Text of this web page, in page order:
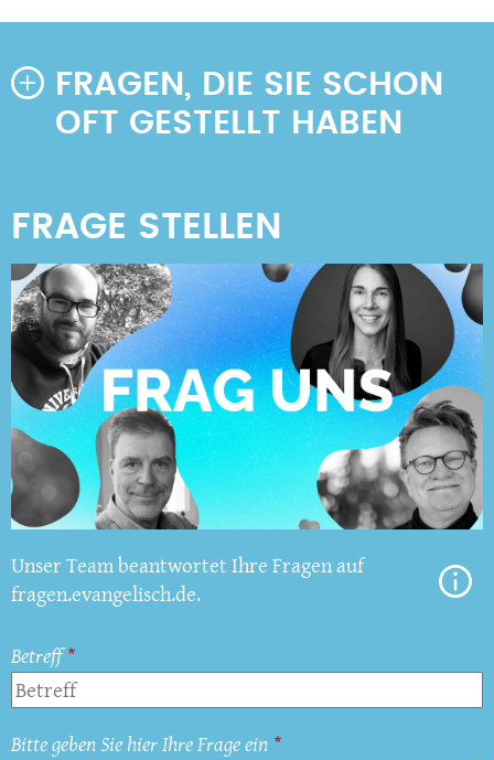
FRAGEN, DIE SIE SCHON
OFT GESTELLT HABEN
Unser Team beantwortet Ihre Fragen auf
fragen.evangelisch.de.
Betreff
Bitte geben Sie hier Ihre Frage ein